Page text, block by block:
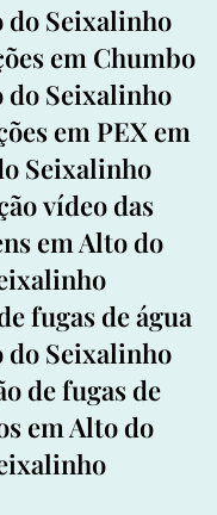
do Seixalinho
em Chumbo
do Seixalinho
em PEX em
Seixalinho
vídeo das
em Alto do
fugas de água
do Seixalinho
de fugas de
em Alto do